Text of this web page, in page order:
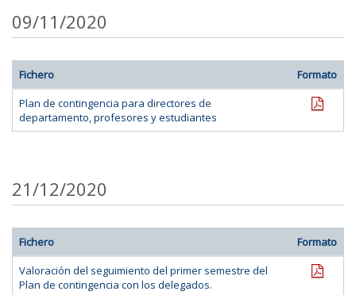
09/11/2020
Fichero
Formato
Plan de contingencia para directores de
departamento, profesores y estudiantes
pdf
21/12/2020
Fichero
Formato
Valoración del seguimiento del primer semestre del
Plan de contingencia con los delegados.
pdf